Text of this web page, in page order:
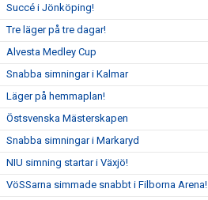
Succé i Jönköping!
Tre läger på tre dagar!
Alvesta Medley Cup
Snabba simningar i Kalmar
Läger på hemmaplan!
Östsvenska Mästerskapen
Snabba simningar i Markaryd
NIU simning startar i Växjö!
VöSSarna simmade snabbt i Filborna Arena!